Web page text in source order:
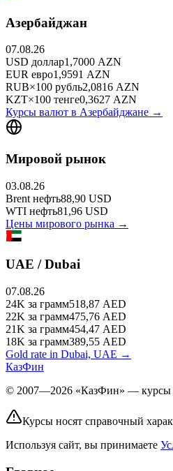
Азербайджан
07.08.26
USD доллар1,7000 AZN
EUR евро1,9591 AZN
RUB×100 рубль2,0816 AZN
KZT×100 тенге0,3627 AZN
Курсы валют в Азербайджане →
Мировой рынок
03.08.26
Brent нефть88,90 USD
WTI нефть81,96 USD
Цены мирового рынка →
UAE / Dubai
07.08.26
24K за грамм518,87 AED
22K за грамм475,76 AED
21K за грамм454,47 AED
18K за грамм389,55 AED
Gold rate in Dubai, UAE →
КазФин
© 2007—2026 «КазФин» — курсы
Курсы носят справочный
Используя сайт, вы принимаете